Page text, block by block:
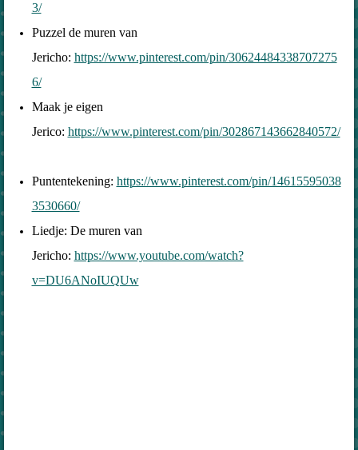
3/
Puzzel de muren van
Jericho: https://www.pinterest.com/pin/30624484338707275
6/
Maak je eigen
Jerico: https://www.pinterest.com/pin/302867143662840572/
Puntentekening: https://www.pinterest.com/pin/14615595038
3530660/
Liedje: De muren van
Jericho: https://www.youtube.com/watch?
v=DU6ANoIUQUw